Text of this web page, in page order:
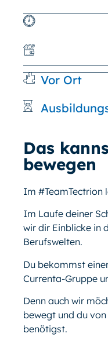
Vor Ort
Das
bewegen
Im #TeamTectrion
Im Laufe deiner
wir dir Einblicke in
Berufswelten.
Du bekommst
Currenta-Gruppe
Denn auch wir
bewegt und du
benötigst.